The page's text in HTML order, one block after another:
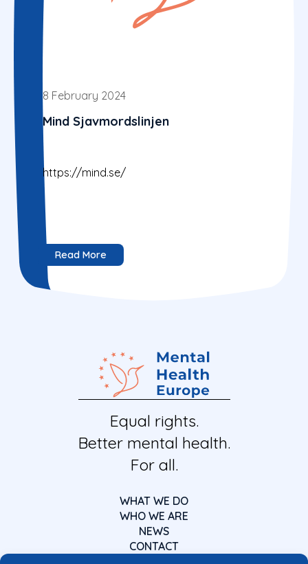
8 February 2024
Mind Sjavmordslinjen
https://mind.se/
Read More
Equal rights.
Better mental health.
For all.
WHAT WE DO
WHO WE ARE
NEWS
CONTACT